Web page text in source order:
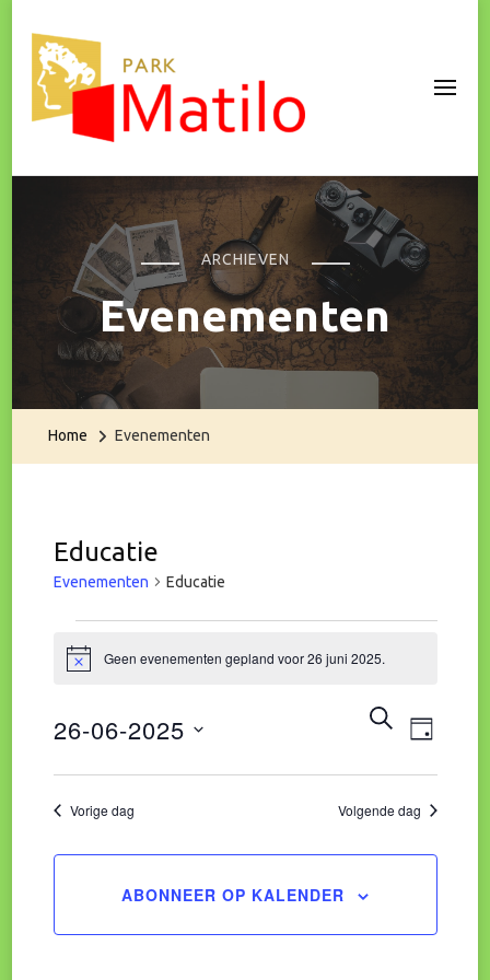
Park Matilo
ARCHIEVEN
Evenementen
Home Evenementen
Educatie
Evenementen Educatie
Evenementen
26
juni
2025
BerichtGeen evenementen gepland voor 26 juni 2025.
ZOEKEN
DAG
26-06-2025
Selecteer
eenVorige dag Volgende dag
ABONNEER OP KALENDER